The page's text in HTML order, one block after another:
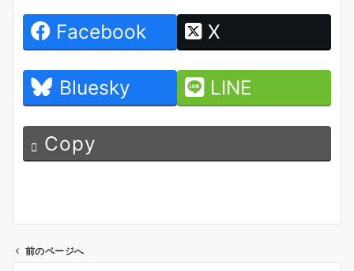
Facebook X
Bluesky LINE
Copy
前のページへ